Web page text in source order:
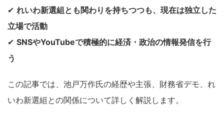
✔ れいわ新選組とも関わりを持ちつつも、現在は独立した
立場で活動
✔ SNSやYouTubeで積極的に経済・政治の情報発信を行
う
この記事では、池戸万作氏の経歴や主張、財務省デモ、れ
いわ新選組との関係について詳しく解説します。